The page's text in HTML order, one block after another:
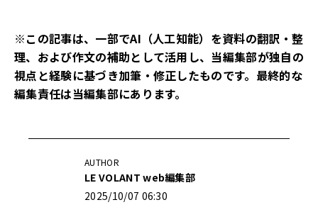
※この記事は、一部でAI（人工知能）を資料の翻訳・整
理、および作文の補助として活用し、当編集部が独自の
視点と経験に基づき加筆・修正したものです。最終的な
編集責任は当編集部にあります。
AUTHOR
LE VOLANT web編集部
2025/10/07 06:30